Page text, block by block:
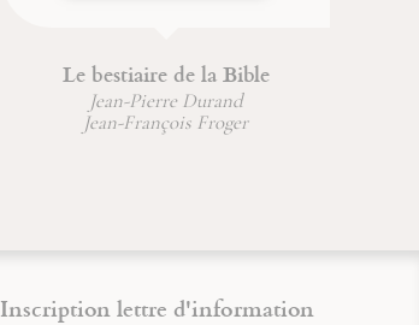
Le bestiaire de la Bible
Jean-Pierre Durand
Jean-François Froger
Inscription lettre d'information